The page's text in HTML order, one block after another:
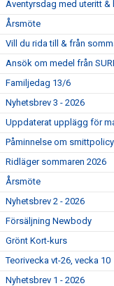
Äventyrsdag med uteritt &
Årsmöte
Vill du rida till & från
Ansök om medel från
Familjedag 13/6
Nyhetsbrev 3 - 2026
Uppdaterat upplägg för
Påminnelse om
Ridläger sommaren 2026
Årsmöte
Nyhetsbrev 2 - 2026
Försäljning Newbody
Grönt Kort-kurs
Teorivecka vt-26, vecka 10
Nyhetsbrev 1 - 2026